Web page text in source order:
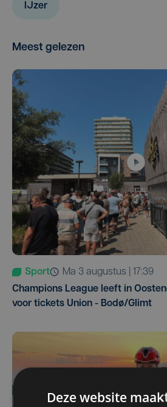
IJzer
Meest gelezen
Sport
ma 3 augustus | 17:39
Champions League leeft in
voor tickets Union - Bodø/Glimt
Deze website